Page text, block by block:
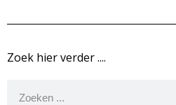
Zoek hier verder ....